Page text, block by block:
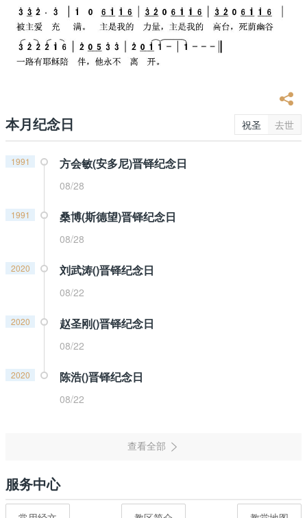
本月纪念日 祝圣 去世
1991 方会敏(安多尼)晋铎纪念日
08/28
1991 桑博(斯德望)晋铎纪念日
08/28
2020 刘武涛()晋铎纪念日
08/22
2020 赵圣刚()晋铎纪念日
08/22
2020 陈浩()晋铎纪念日
08/22
服务中心